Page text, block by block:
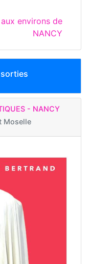
environs de
NANCY
- NANCY
Moselle